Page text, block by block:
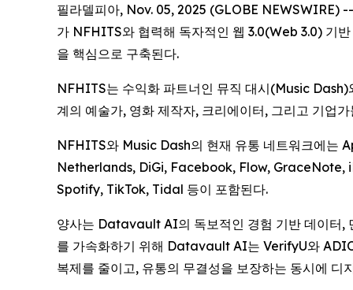
필라델피아, Nov. 05, 2025 (GLOBE NEWSWIRE)
가 NFHITS와 협력해 독자적인 웹 3.0(Web 3.0) 기
을 핵심으로 구축된다.
NFHITS는 수익화 파트너인 뮤직 대시(Music Dash)
계의 예술가, 영화 제작자, 크리에이터, 그리고 기업
NFHITS와 Music Dash의 현재 유통 네트워크에
Netherlands, DiGi, Facebook, Flow,
Spotify, TikTok, Tidal 등이 포함된다.
양사는 Datavault AI의 독보적인 경험 기반 데이터,
를 가속화하기 위해 Datavault AI는 VerifyU와
복제를 줄이고, 유통의 무결성을 보장하는 동시에